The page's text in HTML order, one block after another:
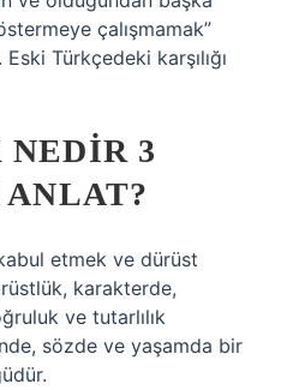
çalışmamak”
Türkçedeki karşılığı
NEDIR 3
etmek ve dürüst
karakterde,
ve tutarlılık
sözde ve yaşamda bir